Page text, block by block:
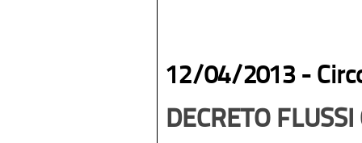
12/04/2013 -
DECRETO